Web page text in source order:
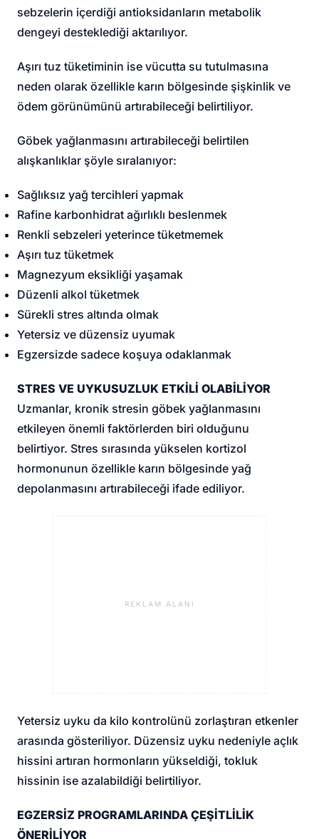
sebzelerin içerdiği antioksidanların metabolik
dengeyi desteklediği aktarılıyor.
Aşırı tuz tüketiminin ise vücutta su tutulmasına
neden olarak özellikle karın bölgesinde şişkinlik ve
ödem görünümünü artırabileceği belirtiliyor.
Göbek yağlanmasını artırabileceği belirtilen
alışkanlıklar şöyle sıralanıyor:
Sağlıksız yağ tercihleri yapmak
Rafine karbonhidrat ağırlıklı beslenmek
Renkli sebzeleri yeterince tüketmemek
Aşırı tuz tüketmek
Magnezyum eksikliği yaşamak
Düzenli alkol tüketmek
Sürekli stres altında olmak
Yetersiz ve düzensiz uyumak
Egzersizde sadece koşuya odaklanmak
STRES VE UYKUSUZLUK ETKİLİ OLABİLİYOR
Uzmanlar, kronik stresin göbek yağlanmasını
etkileyen önemli faktörlerden biri olduğunu
belirtiyor. Stres sırasında yükselen kortizol
hormonunun özellikle karın bölgesinde yağ
depolanmasını artırabileceği ifade ediliyor.
REKLAM ALANI
Yetersiz uyku da kilo kontrolünü zorlaştıran etkenler
arasında gösteriliyor. Düzensiz uyku nedeniyle açlık
hissini artıran hormonların yükseldiği, tokluk
hissinin ise azalabildiği belirtiliyor.
EGZERSİZ PROGRAMLARINDA ÇEŞİTLİLİK
ÖNERİLİYOR